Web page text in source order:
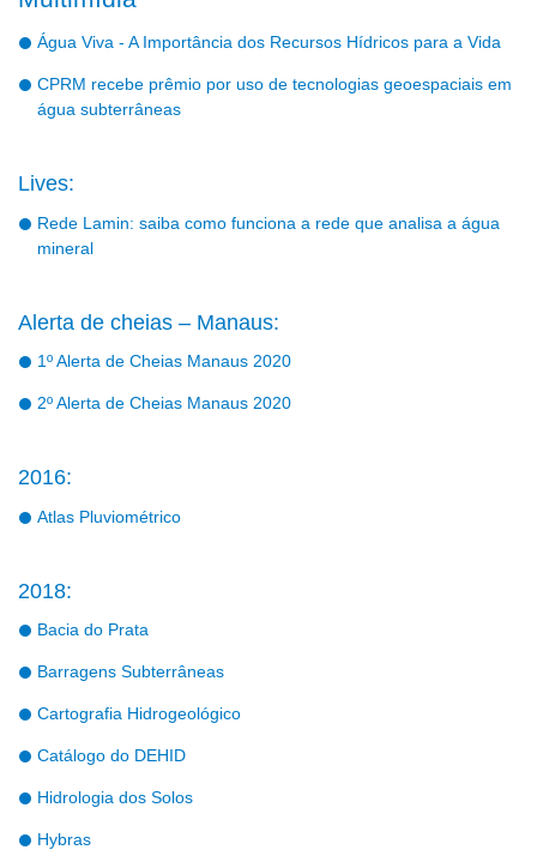
Água Viva - A Importância dos Recursos Hídricos para a Vida
CPRM recebe prêmio por uso de tecnologias geoespaciais em
água subterrâneas
Lives:
Rede Lamin: saiba como funciona a rede que analisa a água
mineral
Alerta de cheias – Manaus:
1º Alerta de Cheias Manaus 2020
2º Alerta de Cheias Manaus 2020
2016:
Atlas Pluviométrico
2018:
Bacia do Prata
Barragens Subterrâneas
Cartografia Hidrogeológico
Catálogo do DEHID
Hidrologia dos Solos
Hybras